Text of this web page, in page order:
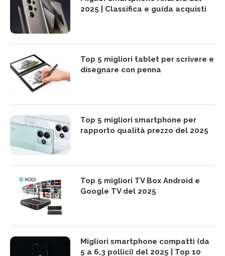
2025 | Classifica e guida acquisti
Top 5 migliori tablet per scrivere e
disegnare con penna
Top 5 migliori smartphone per
rapporto qualità prezzo del 2025
Top 5 migliori TV Box Android e
Google TV del 2025
Migliori smartphone compatti (da
5 a 6,3 pollici) del 2025 | Top 10